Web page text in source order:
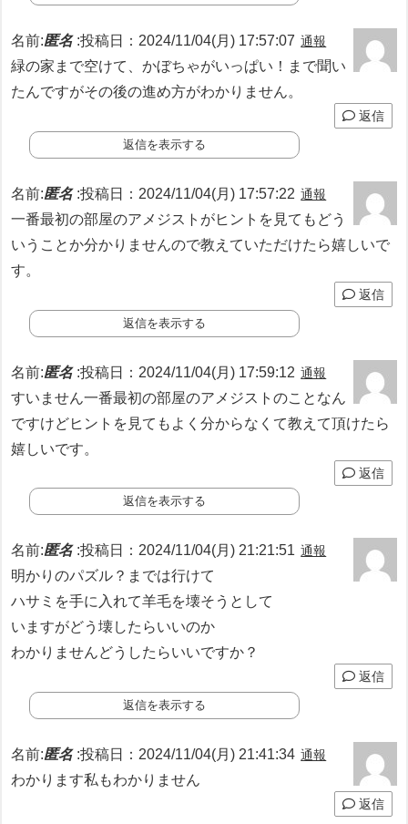
名前:匿名:投稿日：2024/11/04(月) 17:57:07 通報
緑の家まで空けて、かぼちゃがいっぱい！まで聞い
たんですがその後の進め方がわかりません。
返信
返信を表示する
名前:匿名:投稿日：2024/11/04(月) 17:57:22 通報
一番最初の部屋のアメジストがヒントを見てもどう
いうことか分かりませんので教えていただけたら嬉しいで
す。
返信
返信を表示する
名前:匿名:投稿日：2024/11/04(月) 17:59:12 通報
すいません一番最初の部屋のアメジストのことなん
ですけどヒントを見てもよく分からなくて教えて頂けたら
嬉しいです。
返信
返信を表示する
名前:匿名:投稿日：2024/11/04(月) 21:21:51 通報
明かりのパズル？までは行けて
ハサミを手に入れて羊毛を壊そうとして
いますがどう壊したらいいのか
わかりませんどうしたらいいですか？
返信
返信を表示する
名前:匿名:投稿日：2024/11/04(月) 21:41:34 通報
わかります私もわかりません
返信